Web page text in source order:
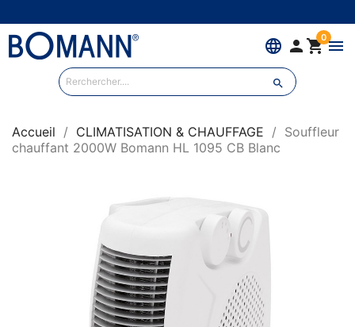
language  0menu

Accueil CLIMATISATION & CHAUFFAGE
Souffleur
chauffant 2000W Bomann HL 1095 CB Blanc